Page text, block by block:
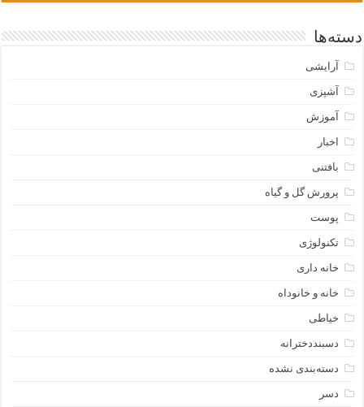
دسته‌ها
آرایشی
آشپزی
آموزش
اخبار
بافتنی
پرورش گل و گیاه
پوست
تکنولوژی
خانه داری
خانه و خانوداه
خیاطی
دسبنددخترانه
دسته‌بندی نشده
دسر